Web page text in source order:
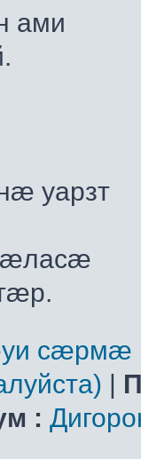
ами
уарзт
сæрмæ
|
: